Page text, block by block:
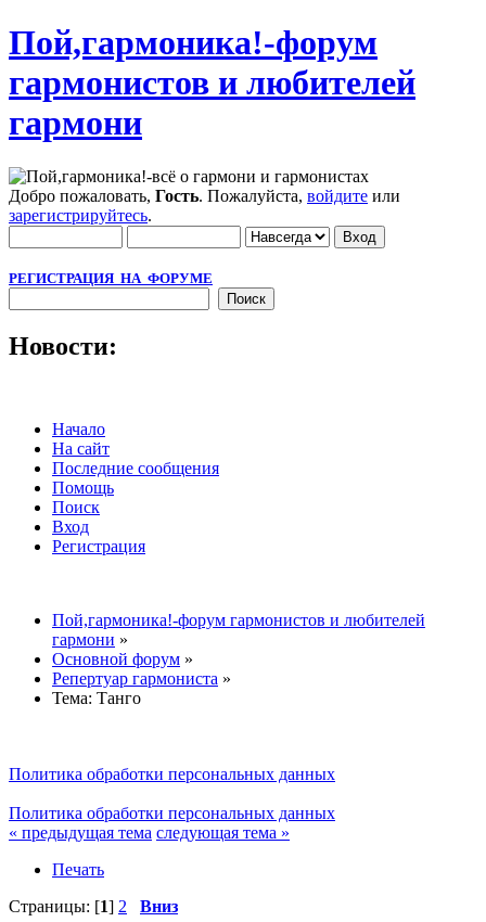
Пой,гармоника!-форум
гармонистов и любителей
гармони
Добро пожаловать, Гость. Пожалуйста, войдите или
зарегистрируйтесь.
РЕГИСТРАЦИЯ НА ФОРУМЕ
Новости:
Начало
На сайт
Последние сообщения
Помощь
Поиск
Вход
Регистрация
Пой,гармоника!-форум гармонистов и любителей
гармони »
Основной форум »
Репертуар гармониста »
Тема: Танго
Политика обработки персональных данных
Политика обработки персональных данных
« предыдущая тема следующая тема »
Печать
Страницы: [1] 2 Вниз